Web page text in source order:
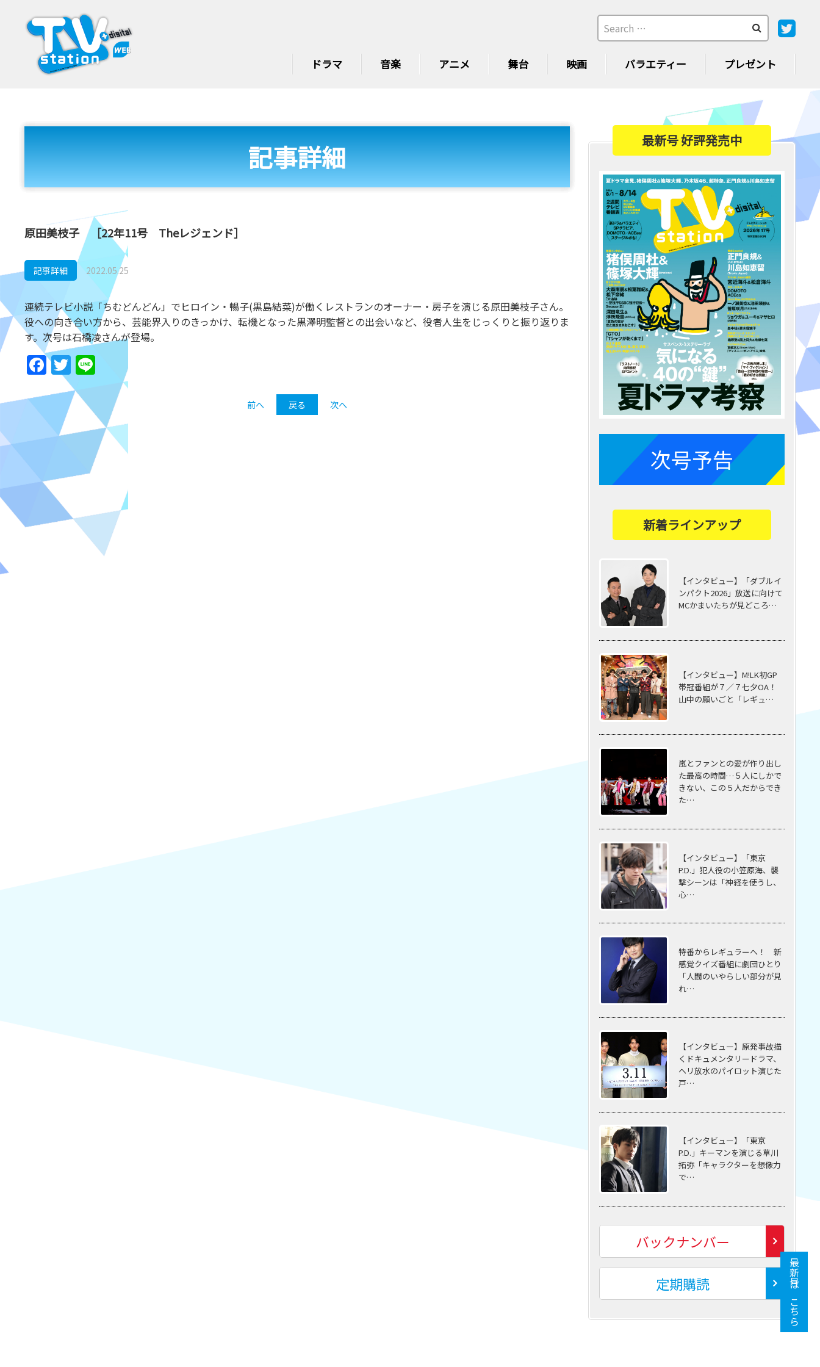
ドラマ 音楽 アニメ 舞台 映画 バラエティー プレゼント
記事詳細
原田美枝子 ［22年11号 Theレジェンド］
記事詳細 2022.05.25
連続テレビ小説「ちむどんどん」でヒロイン・暢子(黒島結菜)が働くレストランのオーナー・房子を演じる原田美枝子さん。
役への向き合い方から、芸能界入りのきっかけ、転機となった黒澤明監督との出会いなど、役者人生をじっくりと振り返りま
す。次号は石橋凌さんが登場。
Facebook
Twitter
Line
前へ 戻る 次へ
最新号 好評発売中
次号予告
新着ラインアップ
【インタビュー】「ダブルイ
ンパクト2026」放送に向けて
MCかまいたちが見どころ…
【インタビュー】M!LK初GP
帯冠番組が７／７七夕OA！
山中の願いごと「レギュ…
嵐とファンとの愛が作り出し
た最高の時間…５⼈にしかで
きない、この５⼈だからでき
た…
【インタビュー】「東京
P.D.」犯人役の小笠原海、襲
撃シーンは「神経を使うし、
心…
特番からレギュラーへ！ 新
感覚クイズ番組に劇団ひとり
「人間のいやらしい部分が見
れ…
【インタビュー】原発事故描
くドキュメンタリードラマ、
ヘリ放水のパイロット演じた
戸…
【インタビュー】「東京
P.D.」キーマンを演じる草川
拓弥「キャラクターを想像力
で…
バックナンバー
定期購読 最新号はこちら